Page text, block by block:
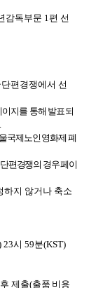
감독부문 1 편 선
편경쟁에서 선
지를 통해 발표되
국제노인영화제 폐
편경쟁의 경우 페이
하지 않거나 축소
23시 59분(KST)
제출(출품 비용